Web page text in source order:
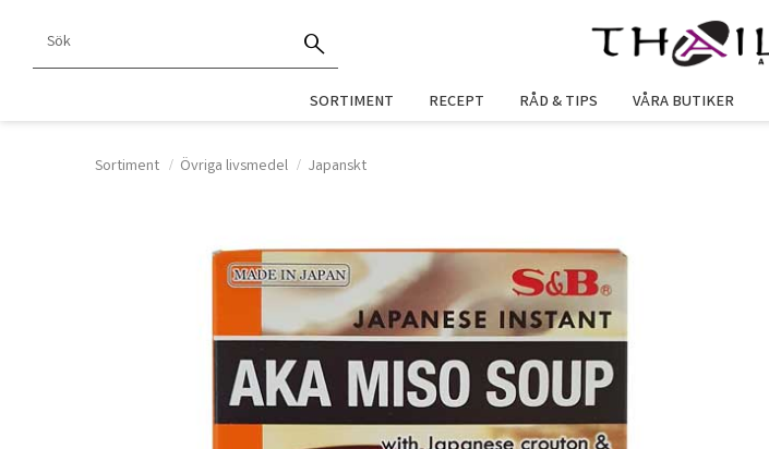
SORTIMENT
RECEPT RÅD & TIPS VÅRA BUTIKER
Sortiment Övriga livsmedel Japanskt